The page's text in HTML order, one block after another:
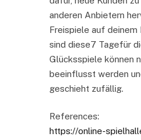
anderen Anbietern
Freispiele auf deinem
sind diese7 Tagefür
Glücksspiele können
beeinflusst werden
geschieht zufällig.
References:
https://online-